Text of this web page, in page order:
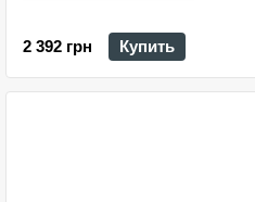
2 392 грн Купить